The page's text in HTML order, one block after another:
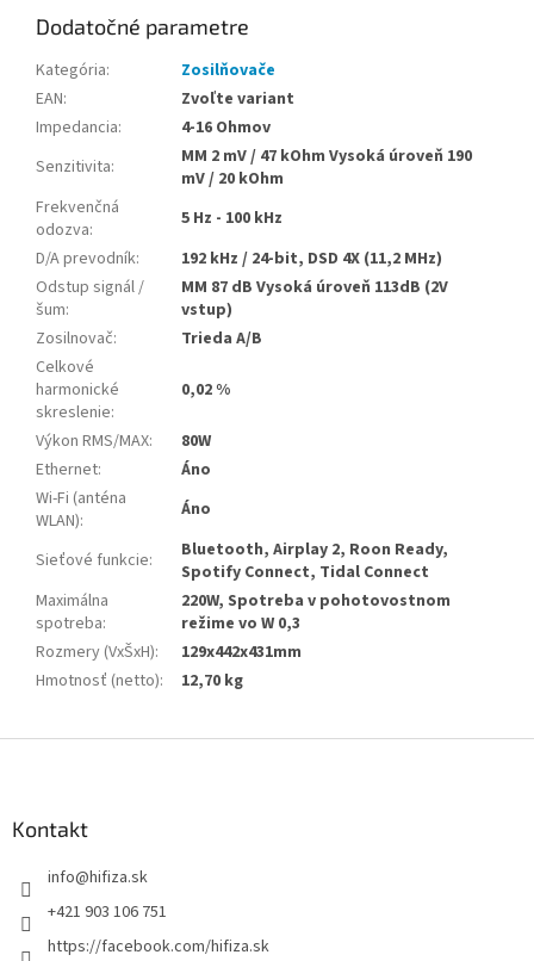
Dodatočné parametre
Kategória:
Zosilňovače
EAN:
Zvoľte variant
Impedancia:
4-16 Ohmov
Senzitivita:
MM 2 mV / 47 kOhm Vysoká úroveň 190
mV / 20 kOhm
Frekvenčná
odozva:
5 Hz - 100 kHz
D/A prevodník:
192 kHz / 24-bit, DSD 4X (11,2 MHz)
Odstup signál /
šum:
MM 87 dB Vysoká úroveň 113dB (2V
vstup)
Zosilnovač:
Trieda A/B
Celkové
harmonické
skreslenie:
0,02 %
Výkon RMS/MAX:
80W
Ethernet:
Áno
Wi-Fi (anténa
WLAN): Áno
Sieťové funkcie:
Bluetooth, Airplay 2, Roon Ready,
Spotify Connect, Tidal Connect
Maximálna
spotreba:
220W, Spotreba v pohotovostnom
režime vo W 0,3
Rozmery (VxŠxH):
129x442x431mm
Hmotnosť (netto): 12,70 kg
Kontakt
info@hifiza.sk
+421 903 106 751
https://facebook.com/hifiza.sk